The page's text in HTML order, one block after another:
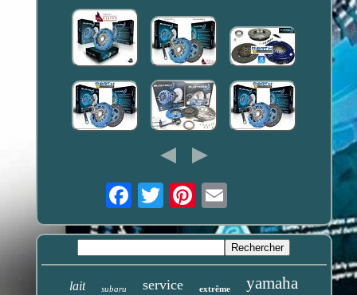
Email
lait subaru service extrême yamaha